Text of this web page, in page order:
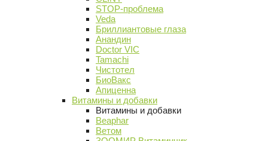
STOP-проблема
Veda
Бриллиантовые глаза
Анандин
Doctor VIC
Tamachi
Чистотел
БиоВакс
Апиценна
Витамины и добавки
Витамины и добавки
Beaphar
Ветом